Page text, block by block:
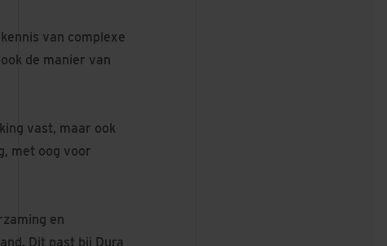
van complexe
de manier van
vast, maar ook
met oog voor
en
Dit past bij Dura